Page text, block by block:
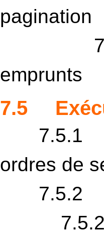
pagination
emprunts
7.5
7.5.1
ordres de
7.5.2